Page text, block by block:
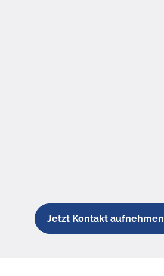
Jetzt Kontakt aufnehmen